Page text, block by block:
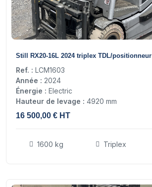
Still RX20-16L 2024 triplex TDL/positionneur
Ref. : LCM1603
Année : 2024
Énergie : Electric
Hauteur de levage : 4920 mm
16 500,00 € HT
1600 kg Triplex